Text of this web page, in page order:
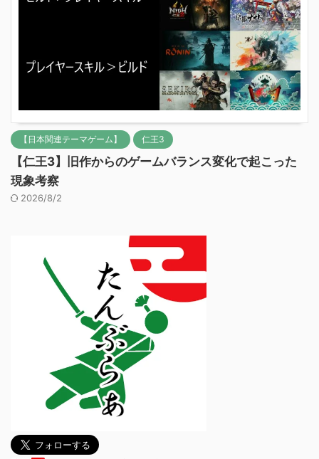
【日本関連テーマゲーム】 仁王3
【仁王3】旧作からのゲームバランス変化で起こった
現象考察
2026/8/2